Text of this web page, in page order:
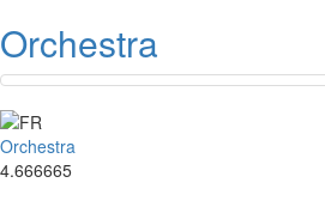
Orchestra
Orchestra
4.666665